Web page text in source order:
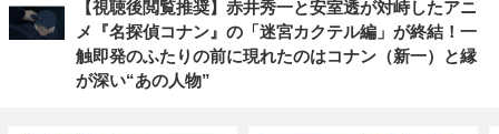
【視聴後閲覧推奨】赤井秀一と安室透が対峙したアニ
メ『名探偵コナン』の「迷宮カクテル編」が終結！一
触即発のふたりの前に現れたのはコナン（新一）と縁
が深い“あの人物”